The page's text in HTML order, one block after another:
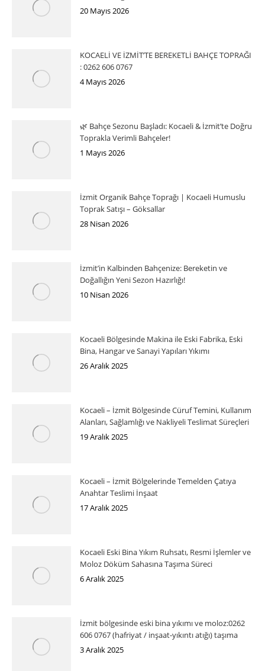
20 Mayıs 2026
KOCAELİ VE İZMİT’TE BEREKETLİ BAHÇE TOPRAĞI
: 0262 606 0767
4 Mayıs 2026
🌿 Bahçe Sezonu Başladı: Kocaeli & İzmit’te Doğru
Toprakla Verimli Bahçeler!
1 Mayıs 2026
İzmit Organik Bahçe Toprağı | Kocaeli Humuslu
Toprak Satışı – Göksallar
28 Nisan 2026
İzmit’in Kalbinden Bahçenize: Bereketin ve
Doğallığın Yeni Sezon Hazırlığı!
10 Nisan 2026
Kocaeli Bölgesinde Makina ile Eski Fabrika, Eski
Bina, Hangar ve Sanayi Yapıları Yıkımı
26 Aralık 2025
Kocaeli – İzmit Bölgesinde Cüruf Temini, Kullanım
Alanları, Sağlamlığı ve Nakliyeli Teslimat Süreçleri
19 Aralık 2025
Kocaeli – İzmit Bölgelerinde Temelden Çatıya
Anahtar Teslimi İnşaat
17 Aralık 2025
Kocaeli Eski Bina Yıkım Ruhsatı, Resmi İşlemler ve
Moloz Döküm Sahasına Taşıma Süreci
6 Aralık 2025
İzmit bölgesinde eski bina yıkımı ve moloz:0262
606 0767 (hafriyat / inşaat-yıkıntı atığı) taşıma
3 Aralık 2025